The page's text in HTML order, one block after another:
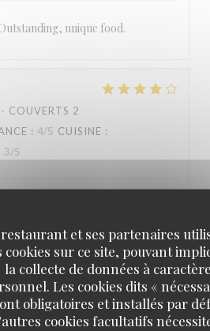
et ses partenaires
cookies sur ce site, pouvant
la collecte de données à
Les cookies dits «
obligatoires et installés par
cookies facultatifs
unique food.
COUVERTS 2
: 4/5 CUISINE :
3/5
COUVERTS 2
: 5/5 CUISINE: